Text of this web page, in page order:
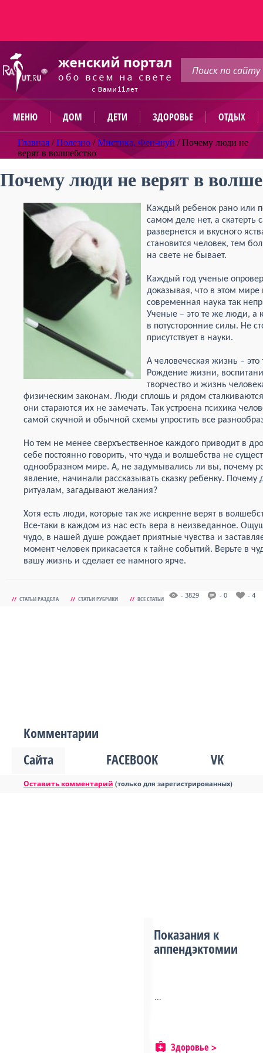
МЕНЮ ДОМ ДЕТИ ЗДОРОВЬЕ ОТДЫХ
Главная /Полезно /Мистика, Фен-шуй /Почему люди не
верят в волшебство
Почему люди не верят в
Каждый ребенок рано или
самом деле нет, а скатерть
развернется и вкусного
становится человек, тем
на свете не бывает.
Каждый год ученые
доказывая, что в этом
современная наука так
Ученые – это те же люди, а
в потусторонние силы. Не
присутствует в науки.
А человеческая жизнь –
Рождение жизни,
творчество и жизнь
физическим законам. Люди сплошь и рядом
они стараются их не замечать. Так устроена психика
самой скучной и обычной схемы упростить все
Но тем не менее сверхъественное каждого приводит в
себе постоянно говорить, что чуда и волшебства не
однообразном мире. А, не задумывались ли вы, почему
явление, начинали рассказывать сказку ребенку.
ритуалам, загадывают желания?
Хотя есть люди, которые так же искренне верят в
Все-таки в каждом из нас есть вера в неизведанное.
чудо, в нашей душе рождает приятные чувства и
момент человек прикасается к тайне событий. Верьте в
вашу жизнь и сделает ее намного ярче.
// СТАТЬИ РАЗДЕЛА // СТАТЬИ РУБРИКИ // ВСЕ СТАТЬИ - 3829 - 0 - 4
Комментарии
Сайта
FACEBOOK VK
Оставить комментарий (только для зарегистрированных)
Показания к
аппендэктомии
...
Здоровье